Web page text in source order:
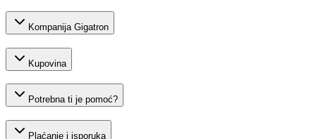
Kompanija Gigatron
Kupovina
Potrebna ti je pomoć?
Plaćanje i isporuka